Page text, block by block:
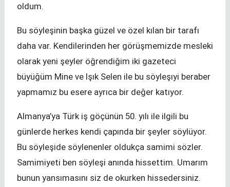
oldum.
Bu söyleşinin başka güzel ve özel kılan bir tarafı
daha var. Kendilerinden her görüşmemizde mesleki
olarak yeni şeyler öğrendiğim iki gazeteci
büyüğüm Mine ve Işık Selen ile bu söyleşıyi beraber
yapmamız bu esere ayrıca bir değer katıyor.
Almanya’ya Türk iş göçünün 50. yılı ile ilgili bu
günlerde herkes kendi çapında bir şeyler söylüyor.
Bu söyleşide söylenenler oldukça samimi sözler.
Samimiyeti ben söyleşi anında hissettim. Umarım
bunun yansımasını siz de okurken hissedersiniz.